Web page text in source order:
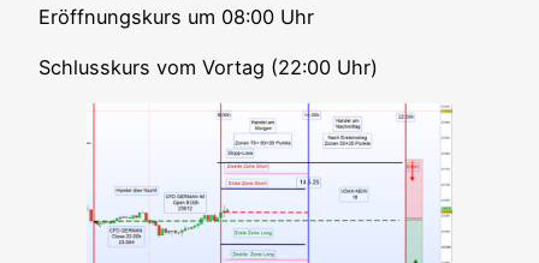
Eröff­nungs­kurs um 08:00 Uhr
Schluss­kurs vom Vor­tag (22:00 Uhr)